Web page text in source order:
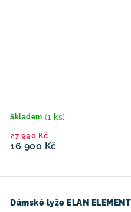
Skladem (1 ks)
16 900 Kč
27 990 Kč
Dámské lyže ELAN